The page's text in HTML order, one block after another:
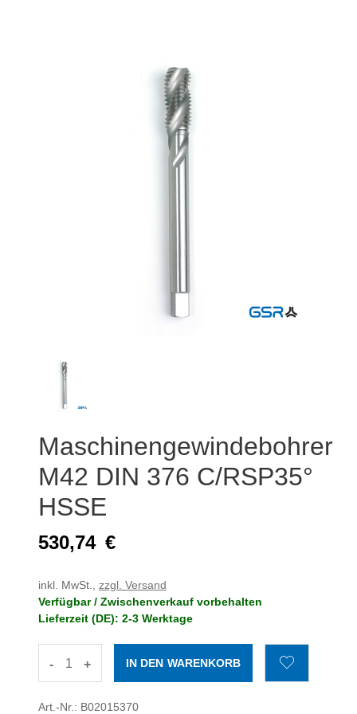
Maschinengewindebohrer
M42 DIN 376 C/RSP35°
HSSE
530,74 €
inkl. MwSt., zzgl. Versand
Verfügbar / Zwischenverkauf vorbehalten
Lieferzeit (DE): 2-3 Werktage
- +
Art.-Nr.: B02015370